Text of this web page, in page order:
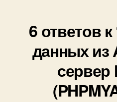
6 ответов
данных из
сервер